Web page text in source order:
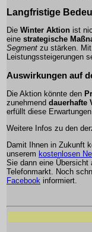
Langfristige
Die Winter Aktion ist
eine strategische
Segment zu stärken.
Leistungssteigerungen
Auswirkungen auf
Die Aktion könnte den
zunehmend dauerhafte
erfüllt diese
Weitere Infos zu den
Damit Ihnen in Zukunft
unserem kostenlosen
Sie dann eine Übersicht
Telefonmarkt. Noch
Facebook informiert.